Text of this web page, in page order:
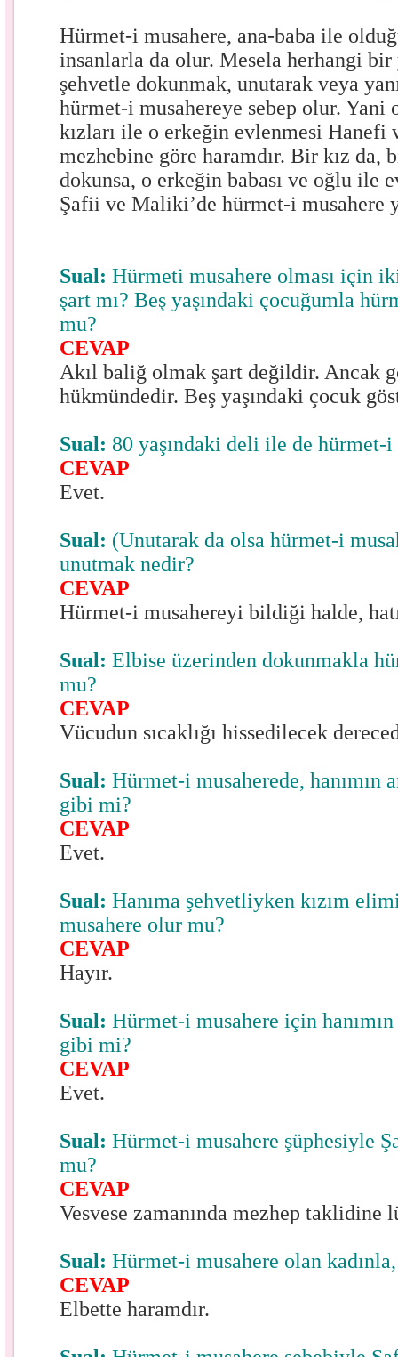
Hürmet-i musahere, ana-baba ile
insanlarla da olur. Mesela herhangi bir
şehvetle dokunmak, unutarak veya
hürmet-i musahereye sebep olur. Yani
kızları ile o erkeğin evlenmesi Hanefi
mezhebine göre haramdır. Bir kız da,
dokunsa, o erkeğin babası ve oğlu ile
Şafii ve Maliki’de hürmet-i musahere
Sual: Hürmeti musahere olması için
şart mı? Beş yaşındaki çocuğumla
mu?
CEVAP
Akıl baliğ olmak şart değildir. Ancak
hükmündedir. Beş yaşındaki çocuk
Sual: 80 yaşındaki deli ile de hürmet-
CEVAP
Evet.
Sual: (Unutarak da olsa hürmet-i
unutmak nedir?
CEVAP
Hürmet-i musahereyi bildiği halde,
Sual: Elbise üzerinden dokunmakla
mu?
CEVAP
Vücudun sıcaklığı hissedilecek
Sual: Hürmet-i musaherede, hanımın
gibi mi?
CEVAP
Evet.
Sual: Hanıma şehvetliyken kızım
musahere olur mu?
CEVAP
Hayır.
Sual: Hürmet-i musahere için hanımın
gibi mi?
CEVAP
Evet.
Sual: Hürmet-i musahere şüphesiyle
mu?
CEVAP
Vesvese zamanında mezhep taklidine
Sual: Hürmet-i musahere olan
CEVAP
Elbette haramdır.